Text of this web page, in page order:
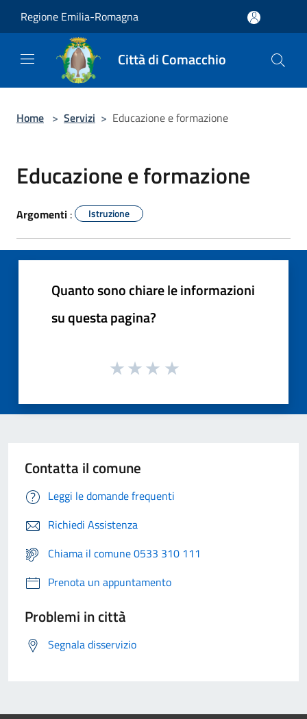
Regione Emilia-Romagna
Città di Comacchio
Home > Servizi > Educazione e formazione
Educazione e formazione
Argomenti : Istruzione
Quanto sono chiare le informazioni
su questa pagina?
Contatta il comune
Leggi le domande frequenti
Richiedi Assistenza
Chiama il comune 0533 310 111
Prenota un appuntamento
Problemi in città
Segnala disservizio